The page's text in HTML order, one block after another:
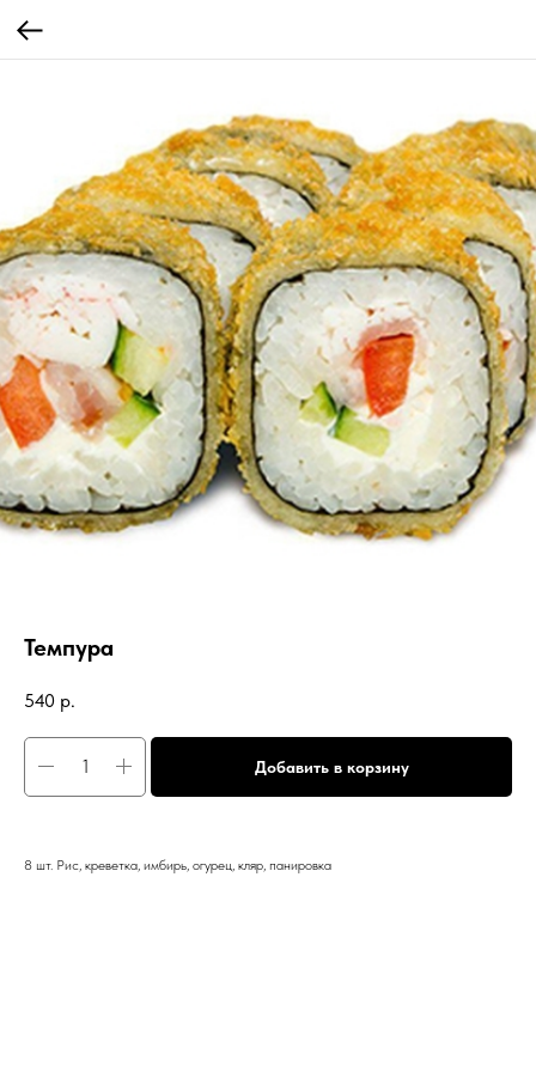
Темпура
540 р.
Добавить в корзину
8 шт. Рис, креветка, имбирь, огурец, кляр, панировка